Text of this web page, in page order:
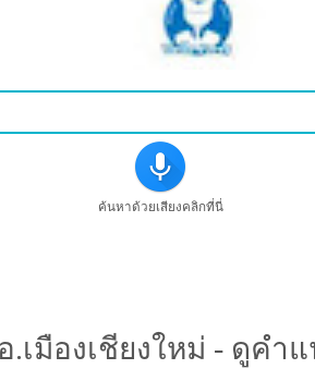
ค้นหาด้วยเสียงคลิกที่นี่
เมืองเชียงใหม่ - ดูค